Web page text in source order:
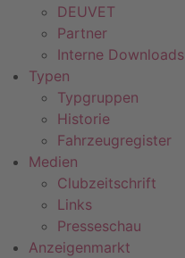
DEUVET
Partner
Interne Downloads
Typen
Typgruppen
Historie
Fahrzeugregister
Medien
Clubzeitschrift
Links
Presseschau
Anzeigenmarkt